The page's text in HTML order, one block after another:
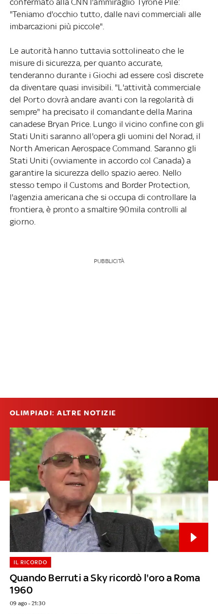
"Teniamo d'occhio tutto, dalle navi commerciali alle
imbarcazioni più piccole".
Le autorità hanno tuttavia sottolineato che le
misure di sicurezza, per quanto accurate,
tenderanno durante i Giochi ad essere così discrete
da diventare quasi invisibili. "L'attività commerciale
del Porto dovrà andare avanti con la regolarità di
sempre" ha precisato il comandante della Marina
canadese Bryan Price. Lungo il vicino confine con gli
Stati Uniti saranno all'opera gli uomini del Norad, il
North American Aerospace Command. Saranno gli
Stati Uniti (ovviamente in accordo col Canada) a
garantire la sicurezza dello spazio aereo. Nello
stesso tempo il Customs and Border Protection,
l'agenzia americana che si occupa di controllare la
frontiera, è pronto a smaltire 90mila controlli al
giorno.
PUBBLICITÀ
OLIMPIADI: ALTRE NOTIZIE
Quando Berruti a Sky ricordò l'oro a Roma
1960
IL RICORDO
09 ago - 21:30